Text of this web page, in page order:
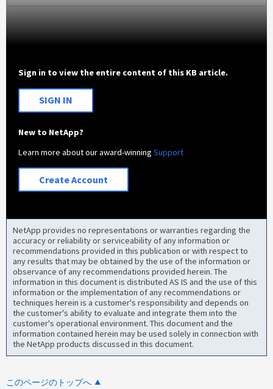
Sign in to view the entire content of this KB article.
SIGN IN
New to NetApp?
Learn more about our award-winningSupport
Create Account
NetApp provides no representations or warranties regarding the
accuracy or reliability or serviceability of any information or
recommendations provided in this publication or with respect to
any results that may be obtained by the use of the information or
observance of any recommendations provided herein. The
information in this document is distributed AS IS and the use of this
information or the implementation of any recommendations or
techniques herein is a customer's responsibility and depends on
the customer's ability to evaluate and integrate them into the
customer's operational environment. This document and the
information contained herein may be used solely in connection with
the NetApp products discussed in this document.
このページのトップへ